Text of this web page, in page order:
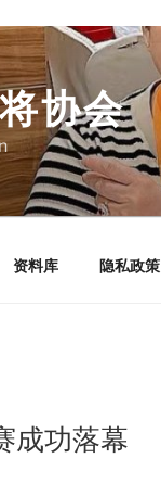
协会
资料库 隐私政策
成功落幕